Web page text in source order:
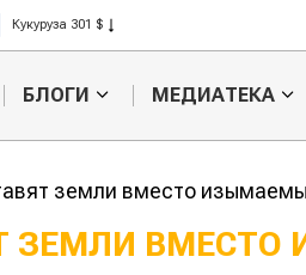
Рис 408 $
Пшеница 423 $
БЛОГИ МЕДИАТЕКА
земли вместо
ЗЕМЛИ